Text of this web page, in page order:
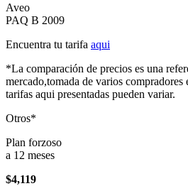
Aveo
PAQ B 2009
Encuentra tu tarifa aqui
*La comparación de precios es una
mercado,tomada de varios
tarifas aqui presentadas pueden variar.
Otros*
Plan forzoso
a 12 meses
$4,119